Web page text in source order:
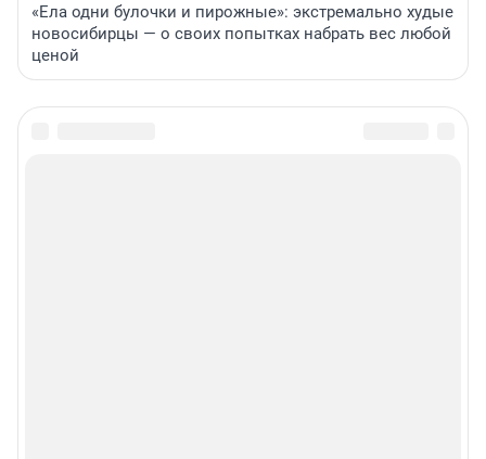
«Ела одни булочки и пирожные»: экстремально худые
новосибирцы — о своих попытках набрать вес любой
ценой